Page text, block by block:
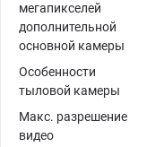
мегапикселей
дополнительной
основной камеры
Особенности
тыловой камеры
Макс. разрешение
видео